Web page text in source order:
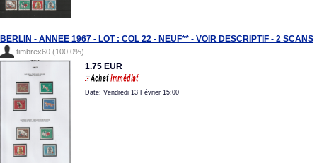
BERLIN - ANNEE 1967 - LOT : COL 22 - NEUF** - VOIR DESCRIPTIF - 2 SCANS
timbrex60 (100.0%)
1.75 EUR
Date: Vendredi 13 Février 15:00